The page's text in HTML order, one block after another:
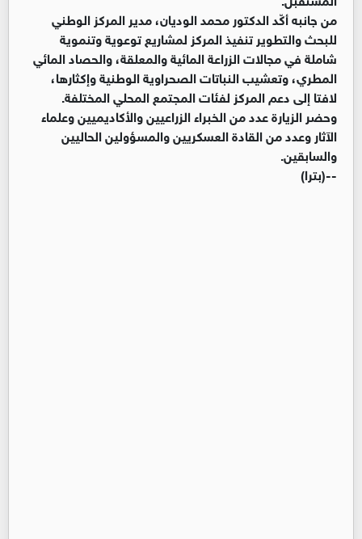
من جانبه أكّد الدكتور محمد الوديان، مدير المركز الوطني
للبحث والتطوير تنفيذ المركز لمشاريع توعوية وتنموية
شاملة في مجالات الزراعة المائية والمعلقة، والحصاد المائي
المطري، وتعشيب النباتات الصحراوية الوطنية وإكثارها،
لافتا إلى دعم المركز لفئات المجتمع المحلي المختلفة.
وحضر الزيارة عدد من الخبراء الزراعيين والأكاديميين وعلماء
الآثار وعدد من القادة العسكريين والمسؤولين الحاليين
والسابقين.
--(بترا)